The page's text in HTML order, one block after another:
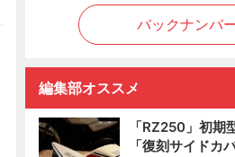
バックナンバ
編集部オススメ
「RZ250」初期
「復刻サイドカ